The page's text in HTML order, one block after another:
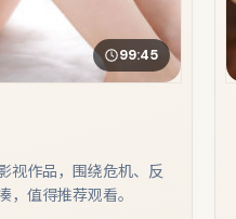
99:45
视作品，围绕危机、反
值得推荐观看。